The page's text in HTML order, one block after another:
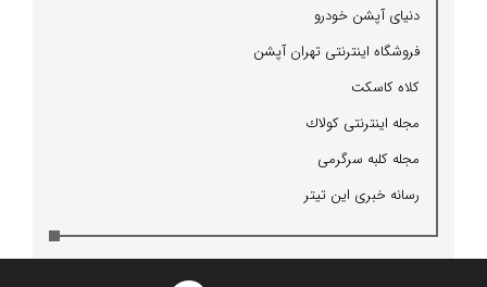
دنیای آپشن خودرو
فروشگاه اینترنتی تهران آپشن
كلاه كاسكت
مجله اینترنتی كولاك
مجله كلبه سرگرمی
رسانه خبری این تیتر